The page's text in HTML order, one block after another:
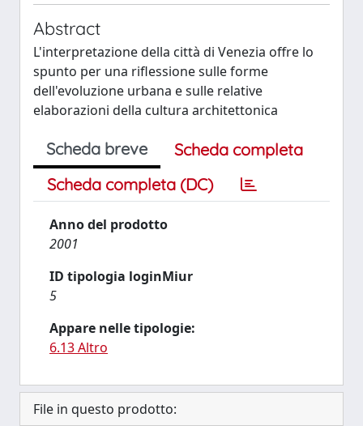
Abstract
L'interpretazione della città di Venezia offre lo
spunto per una riflessione sulle forme
dell'evoluzione urbana e sulle relative
elaborazioni della cultura architettonica
Scheda breve
Scheda completa
Scheda completa (DC)
Anno del prodotto
2001
ID tipologia loginMiur
5
Appare nelle tipologie:
6.13 Altro
File in questo prodotto: